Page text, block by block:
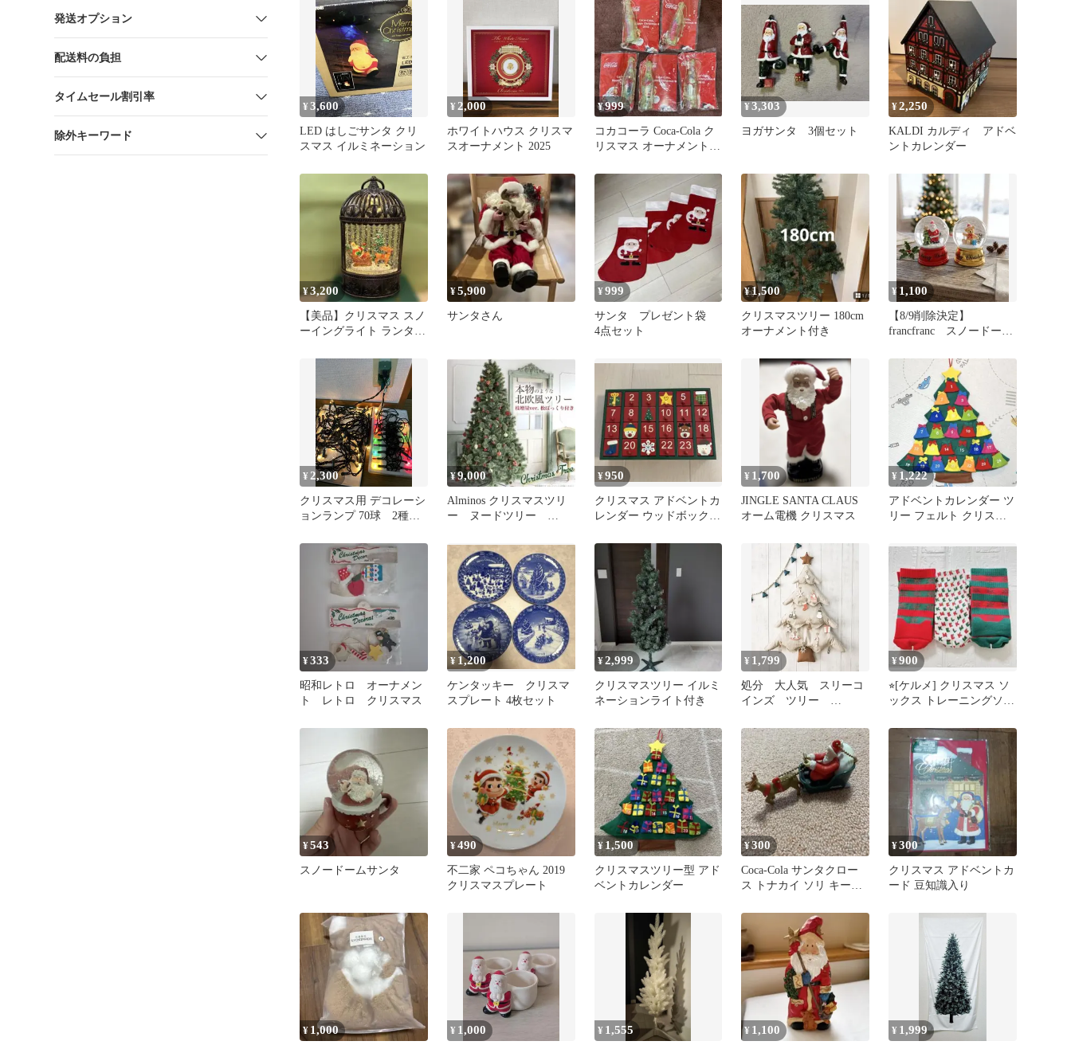
発送オプション
配送料の負担
タイムセール割引率
除外キーワード
¥3,600
LED はしごサンタ クリ
スマス イルミネーション
¥ 2,000
ホワイトハウス クリスマ
スオーナメント 2025
¥999
コカコーラ Coca-Cola ク
リスマス オーナメント
¥3,303
ヨガサンタ 3個セット
¥2,250
KALDI カルディ アドベ
ントカレンダー
¥3,200
【美品】クリスマス スノ
ーイングライト ランタン
¥5,900
サンタさん
¥999
サンタ プレゼント袋
4点セット
¥1,500
クリスマスツリー 180cm
オーナメント付き
¥ 1,100
【8/9削除決定】
francfranc スノードー
¥ 2,300
クリスマス用 デコレーシ
ョンランプ 70球 2種セ
¥9,000
Alminos クリスマスツリ
ー ヌードツリー
¥950
クリスマス アドベントカ
レンダー ウッドボック
タ トナカイ
¥ 1,700
JINGLE SANTA CLAUS
オーム電機 クリスマス
¥ 1,222
アドベントカレンダー ツ
リー フェルト クリスマ
¥333
昭和レトロ オーナメン
ト レトロ クリスマス
¥ 1,200
ケンタッキー クリスマ
スプレート 4枚セット
¥2,999
クリスマスツリー イルミ
ネーションライト付き
¥ 1,799
処分 大人気 スリーコ
インズ ツリー
リスマスツリー
¥900
⭐︎[ケルメ] クリスマス ソ
ックス トレーニングソッ
¥543
スノードームサンタ
¥490
不二家 ペコちゃん 2019
クリスマスプレート
¥1,500
クリスマスツリー型 アド
ベントカレンダー
¥300
Coca-Cola サンタクロー
ス トナカイ ソリ キーホ
¥300
クリスマス アドベントカ
ード 豆知識入り
¥ 1,000 ¥ 1,000 ¥ 1,555 ¥ 1,100 ¥ 1,999